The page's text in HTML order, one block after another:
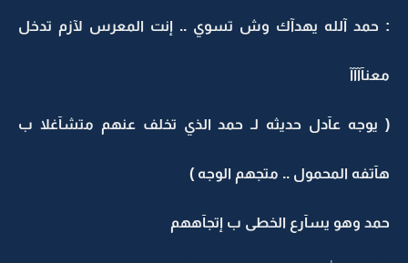
: حمد آلله يهدآك وش تسوي .. إنت المعرس لآزم تدخل
معنآآآآ
( يوجه عآدل حديثه لـ حمد الذي تخلف عنهم متشآغلا ب
هآتفه المحمول .. متجهم الوجه )
حمد وهو يسآرع الخطى ب إتجآههم